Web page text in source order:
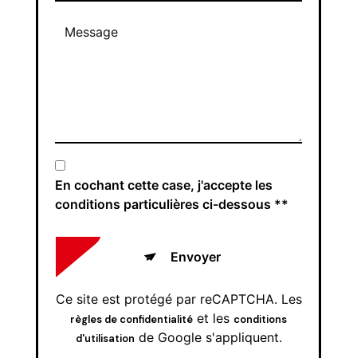
En cochant cette case, j'accepte les
conditions particulières ci-dessous **
Envoyer
Ce site est protégé par reCAPTCHA. Les
règles de confidentialité et les conditions
d'utilisation de Google s'appliquent.